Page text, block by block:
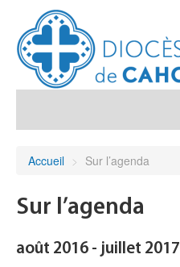
Accueil > Sur l’agenda
Sur l’agenda
août 2016 - juillet 2017